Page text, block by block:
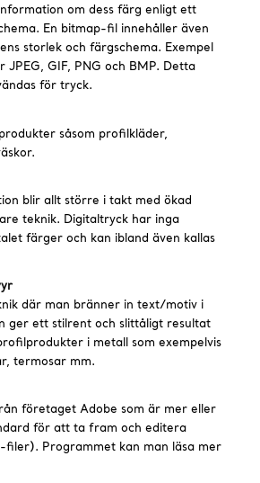
om dess färg enligt ett
En bitmap-fil innehåller även
storlek och färgschema. Exempel
GIF, PNG och BMP. Detta
för tryck.
såsom profilkläder,
blir allt större i takt med ökad
teknik. Digitaltryck har inga
färger och kan ibland även kallas
där man bränner in text/motiv i
ger ett stilrent och slittåligt resultat
i metall som exempelvis
termosar mm.
företaget Adobe som är mer eller
för att ta fram och editera
filer). Programmet kan man läsa mer